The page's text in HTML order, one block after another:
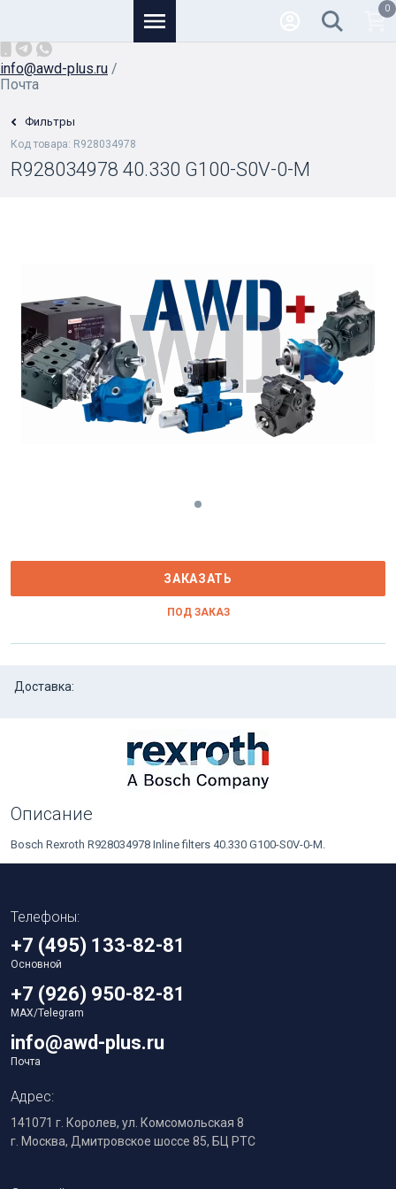
info@awd-plus.ru /
Почта
0
Фильтры
Код товара: R928034978
R928034978 40.330 G100-S0V-0-M
ЗАКАЗАТЬ
ПОД ЗАКАЗ
Доставка:
Описание
Bosch Rexroth R928034978 Inline filters 40.330 G100-S0V-0-M.
Телефоны:
+7 (495) 133-82-81
Основной
+7 (926) 950-82-81
MAX/Telegram
info@awd-plus.ru
Почта
Адрес:
141071 г. Королев, ул. Комсомольская 8
г. Москва, Дмитровское шоссе 85, БЦ РТС